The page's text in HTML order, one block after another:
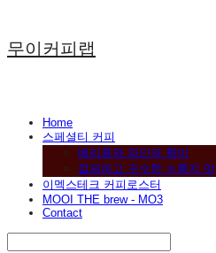
무이커피랩
Home
스페셜티 커피
베리류와 와인의 향미
깔끔하고 구수한 누룽지 맛
이멕스테크 커피로스터
MOOI THE brew - MO3
Contact